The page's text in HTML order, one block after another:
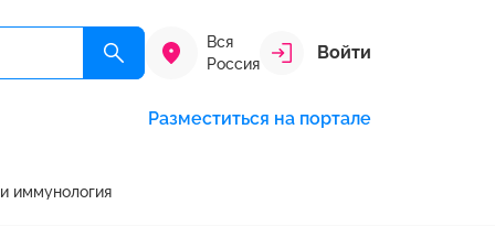
Вся
Россия
Войти
Разместиться на портале
иммунология